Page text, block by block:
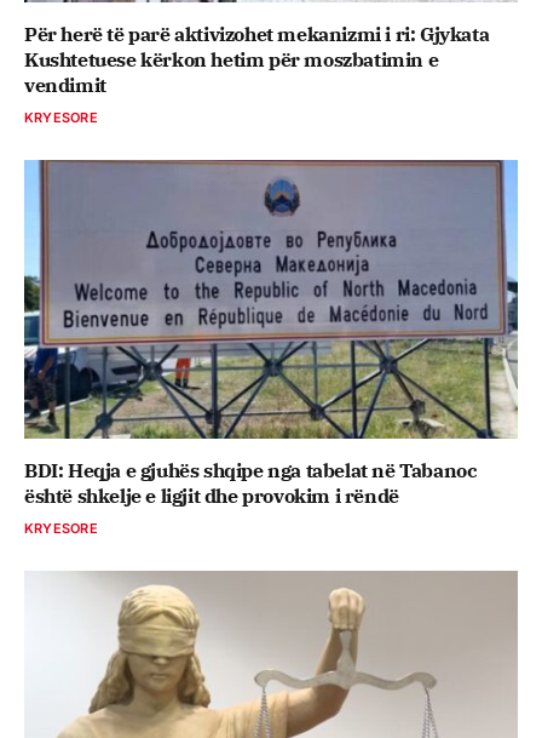
Për herë të parë aktivizohet mekanizmi i ri: Gjykata
Kushtetuese kërkon hetim për moszbatimin e
vendimit
KRYESORE
BDI: Heqja e gjuhës shqipe nga tabelat në Tabanoc
është shkelje e ligjit dhe provokim i rëndë
KRYESORE